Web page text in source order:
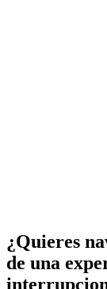
¿Quieres
de una